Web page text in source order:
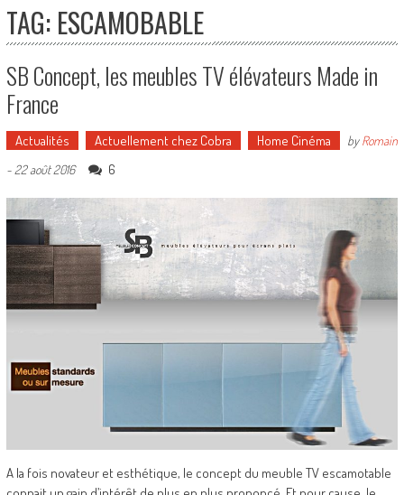
TAG: ESCAMOBABLE
SB Concept, les meubles TV élévateurs Made in
France
Actualités Actuellement chez Cobra Home Cinéma byRomain
- 22 août 2016 6
A la fois novateur et esthétique, le concept du meuble TV escamotable